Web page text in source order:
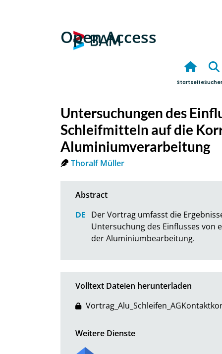
Open Access
Startseite
Untersuchungen des
Schleifmitteln auf die
Aluminiumverarbeitung
Thoralf Müller
Der Vortrag umfasst die
Untersuchung des Einflusses von
der Aluminiumbearbeitung.
Volltext Dateien herunterladen
Weitere Dienste